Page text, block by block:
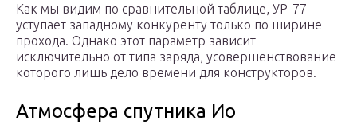
Как мы видим по сравнительной таблице, УР-77
уступает западному конкуренту только по ширине
прохода. Однако этот параметр зависит
исключительно от типа заряда, усовершенствование
которого лишь дело времени для конструкторов.
Атмосфера спутника Ио